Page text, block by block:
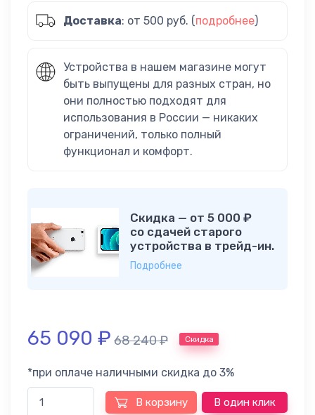
Доставка: от 500 руб. (подробнее)
Устройства в нашем магазине могут
быть выпущены для разных стран, но
они полностью подходят для
использования в России — никаких
ограничений, только полный
функционал и комфорт.
Скидка — от 5 000 ₽
со сдачей старого
устройства в трейд-ин.
Подробнее
65 090 ₽ 68 240₽ Скидка
*при оплаче наличными скидка до 3%
В корзину В один клик